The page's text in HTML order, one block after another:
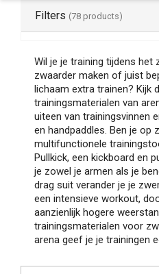
Filters (78 products)
Wil je je training tijdens het
zwaarder maken of juist
lichaam extra trainen? Kijk
trainingsmaterialen van
uiteen van trainingsvinnen
en handpaddles. Ben je op
multifunctionele
Pullkick, een kickboard en
je zowel je armen als je
drag suit verander je je
een intensieve workout,
aanzienlijk hogere
trainingsmaterialen voor
arena geef je je trainingen